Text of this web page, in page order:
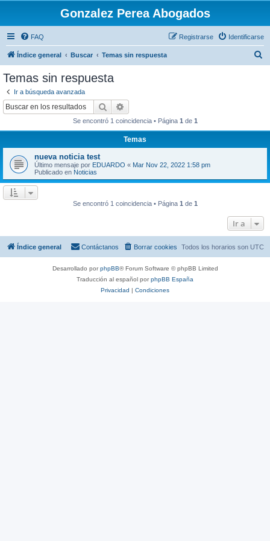
Gonzalez Perea Abogados
FAQ Identificarse
Registrarse
Índice general Buscar Temas sin respuesta
Temas sin respuesta
Ir a búsqueda avanzada
Buscar
Se encontró 1 coincidencia • Página 1 de 1
Temas
nueva noticia test
Último mensaje por EDUARDO « Mar Nov 22, 2022 1:58 pm
Publicado en Noticias
Se encontró 1 coincidencia • Página 1 de 1
Ir a
Índice general Todos los horarios son UTC
Borrar cookies
Contáctanos
Desarrollado porphpBB® Forum Software © phpBB Limited
Traducción al español porphpBB España
Privacidad | Condiciones